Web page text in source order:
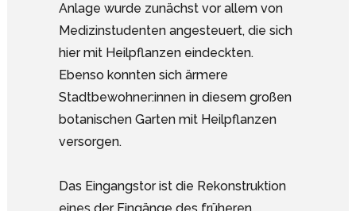
Anlage wurde zunächst vor allem von
Medizinstudenten angesteuert, die sich
hier mit Heilpflanzen eindeckten.
Ebenso konnten sich ärmere
Stadtbewohner:innen in diesem großen
botanischen Garten mit Heilpflanzen
versorgen.
Das Eingangstor ist die Rekonstruktion